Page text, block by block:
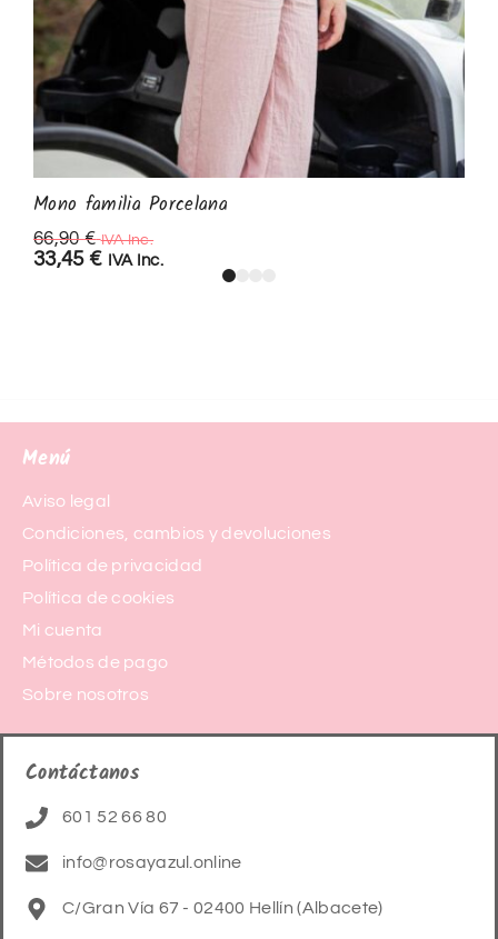
Mono familia Porcelana
66,90€ IVA Inc.
33,45 € IVA Inc.
Menú
Aviso legal
Condiciones, cambios y devoluciones
Política de privacidad
Política de cookies
Mi cuenta
Métodos de pago
Sobre nosotros
Contáctanos
601 52 66 80
info@rosayazul.online
C/Gran Vía 67 - 02400 Hellín (Albacete)